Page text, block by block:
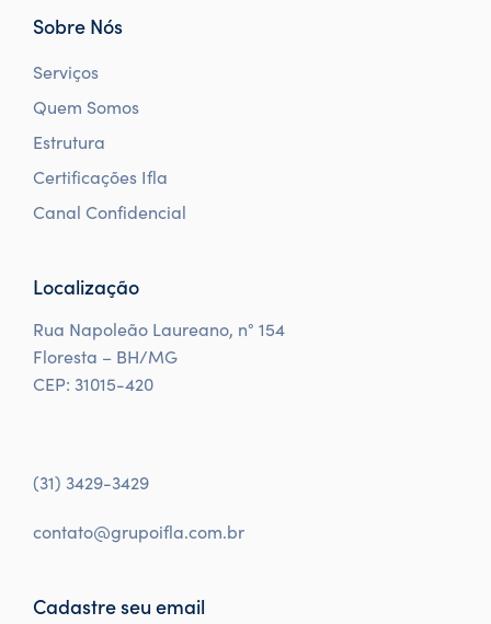
Sobre Nós
Serviços
Quem Somos
Estrutura
Certificações Ifla
Canal Confidencial
Localização
Rua Napoleão Laureano, n° 154
Floresta – BH/MG
CEP: 31015-420
(31) 3429-3429
contato@grupoifla.com.br
Cadastre seu email